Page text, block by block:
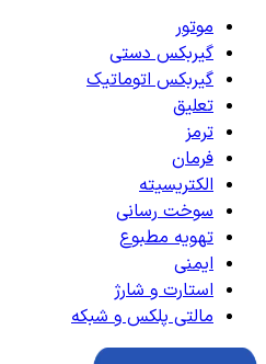
موتور
گیربکس دستی
گیربکس اتوماتیک
تعلیق
ترمز
فرمان
الکتریسیته
سوخت رسانی
تهویه مطبوع
ایمنی
استارت و شارژ
مالتی پلکس و شبکه